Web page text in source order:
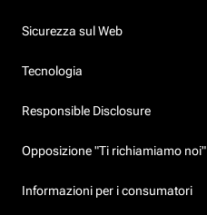
Sicurezza sul Web
Tecnologia
Responsible Disclosure
Opposizione "Ti richiamiamo noi"
Informazioni per i consumatori